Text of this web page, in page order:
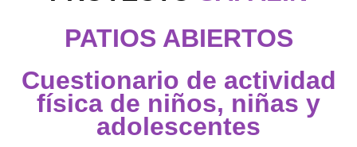
PATIOS ABIERTOS
Cuestionario de actividad
física de niños, niñas y
adolescentes